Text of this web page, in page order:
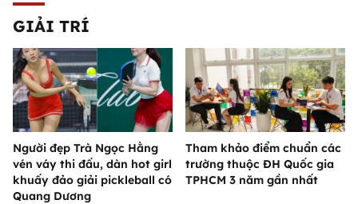
GIẢI TRÍ
Người đẹp Trà Ngọc Hằng
vén váy thi đấu, dàn hot girl
khuấy đảo giải pickleball có
Quang Dương
Tham khảo điểm chuẩn các
trường thuộc ĐH Quốc gia
TPHCM 3 năm gần nhất